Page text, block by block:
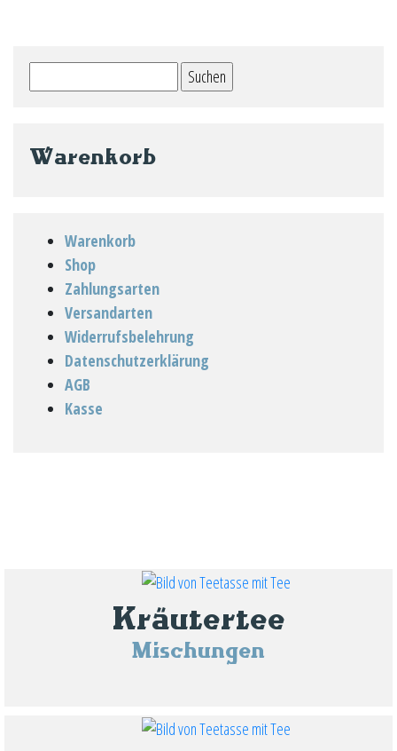
nach:
Warenkorb
Warenkorb
Shop
Zahlungsarten
Versandarten
Widerrufsbelehrung
Datenschutzerklärung
AGB
Kasse
Kräutertee
Mischungen